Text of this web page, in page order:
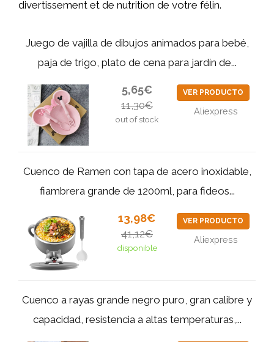
divertissement et de nutrition de votre félin.
Juego de vajilla de dibujos animados para bebé,
paja de trigo, plato de cena para jardín de...
5,65€
11,30€
out of stock
VER PRODUCTO
Aliexpress
Cuenco de Ramen con tapa de acero inoxidable,
fiambrera grande de 1200ml, para fideos...
13,98€
41,12€
disponible
VER PRODUCTO
Aliexpress
Cuenco a rayas grande negro puro, gran calibre y
capacidad, resistencia a altas temperaturas,...